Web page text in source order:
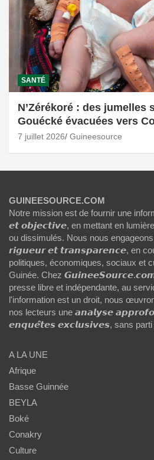
SANTÉ
N’Zérékoré : des jumelles
Gouécké évacuées vers
7 juillet 2026 Guineesource
GUINEESOURCE.COM
Notre mission est de fournir une
𝙚𝙩 𝙤𝙗𝙟𝙚𝙘𝙩𝙞𝙫𝙚, en mettant en
ou dissimulés. Nous nous
𝙧𝙞𝙜𝙪𝙚𝙪𝙧 𝙚𝙩 𝙩𝙧𝙖𝙣𝙨𝙥𝙖𝙧𝙚𝙣𝙘𝙚, en
politiques, économiques, sociaux et
Guinée. Chez
presse libre et indépendante, au
l'information est un droit, nous
nos lecteurs une 𝙖𝙣𝙖𝙡𝙮𝙨𝙚
𝙚𝙣𝙦𝙪𝙚̂𝙩𝙚𝙨 𝙚𝙭𝙘𝙡𝙪𝙨𝙞𝙫𝙚𝙨, sans parti
A LA UNE
Afrique
Basse Guinnée
BEYLA
Boké
Conakry
Culture